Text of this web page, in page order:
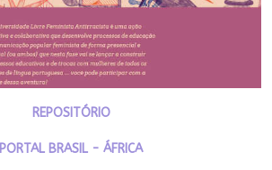
REPOSITÓRIO
PORTAL BRASIL - ÁFRICA